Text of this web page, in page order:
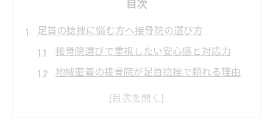
足首の捻挫に悩む方へ接骨院の選び方
接骨院選びで重視したい安心感と対応力
地域密着の接骨院が足首捻挫で頼れる理由
足首捻挫で通いやすい接骨院のポイント解